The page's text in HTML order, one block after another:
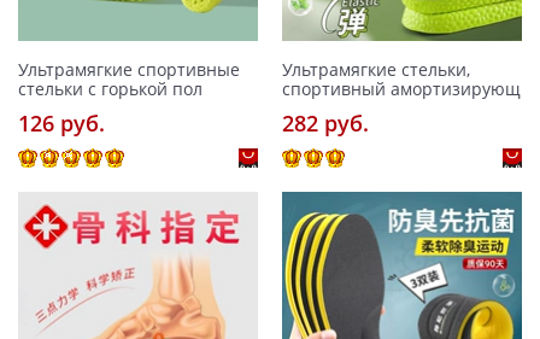
Ультрамягкие спортивные
стельки с горькой пол
126 pуб.
Ультрамягкие стельки,
спортивный амортизирующ
282 pуб.